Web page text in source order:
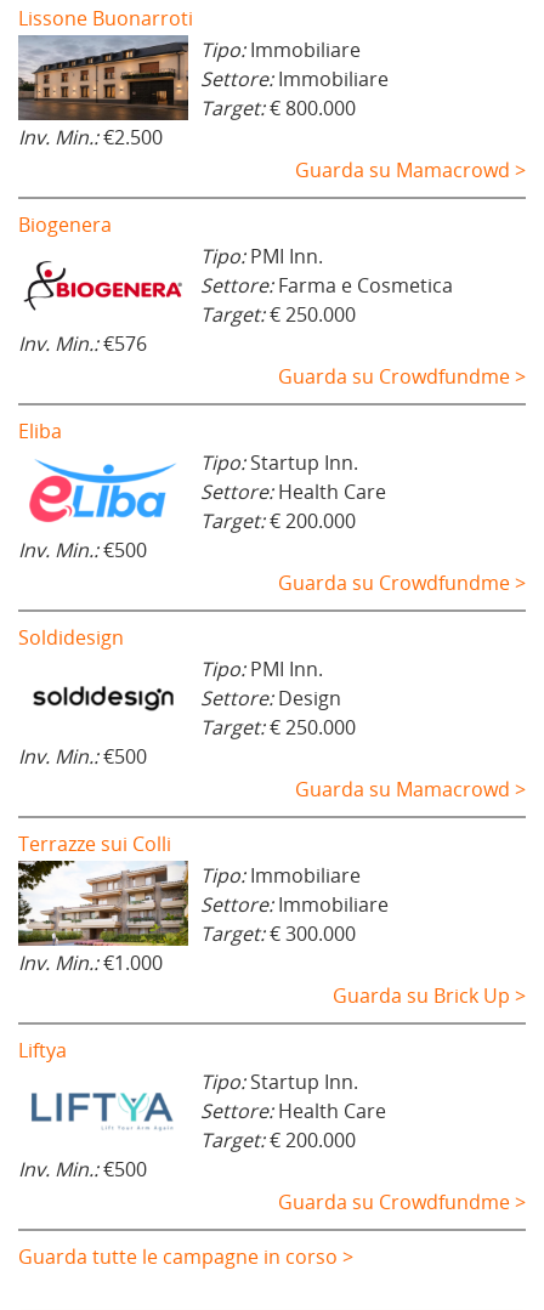
Lissone Buonarroti
Tipo:Immobiliare
Settore:Immobiliare
Target:€ 800.000
Inv. Min.:€2.500
Guarda su Mamacrowd >
Biogenera
Tipo:PMI Inn.
Settore:Farma e Cosmetica
Target:€ 250.000
Inv. Min.:€576
Guarda su Crowdfundme >
Eliba
Tipo:Startup Inn.
Settore:Health Care
Target:€ 200.000
Inv. Min.:€500
Guarda su Crowdfundme >
Soldidesign
Tipo:PMI Inn.
Settore:Design
Target:€ 250.000
Inv. Min.:€500
Guarda su Mamacrowd >
Terrazze sui Colli
Tipo:Immobiliare
Settore:Immobiliare
Target:€ 300.000
Inv. Min.:€1.000
Guarda su Brick Up >
Liftya
Tipo:Startup Inn.
Settore:Health Care
Target:€ 200.000
Inv. Min.:€500
Guarda su Crowdfundme >
Guarda tutte le campagne in corso >